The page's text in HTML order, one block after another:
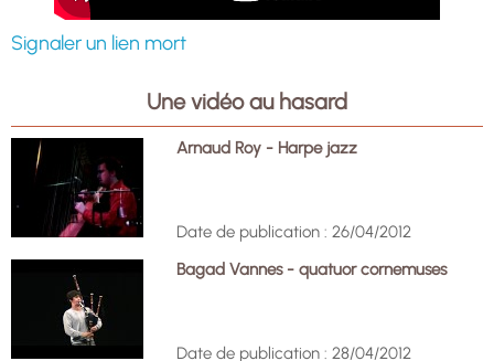
Signaler un lien mort
Une vidéo au hasard
Arnaud Roy - Harpe jazz
Date de publication : 26/04/2012
Bagad Vannes - quatuor cornemuses
Date de publication : 28/04/2012